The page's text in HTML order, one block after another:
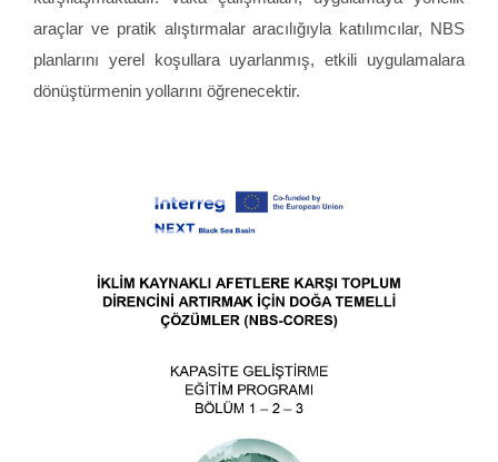
araçlar ve pratik alıştırmalar aracılığıyla katılımcılar, NBS
planlarını yerel koşullara uyarlanmış, etkili uygulamalara
dönüştürmenin yollarını öğrenecektir.